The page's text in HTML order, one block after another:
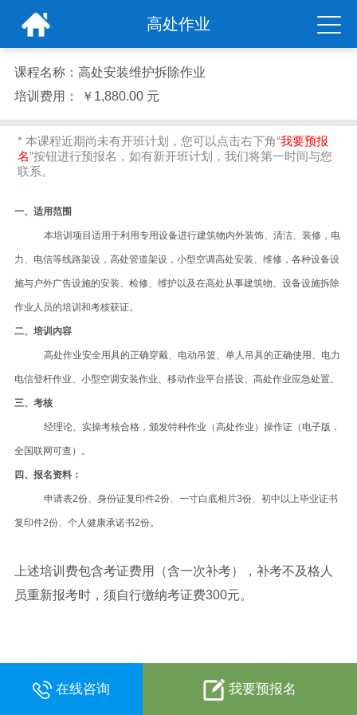
高处作业
课程名称： 高处安装维护拆除作业
培训费用：
￥1,880.00 元
* 本课程近期尚未有开班计划，您可以点击右下角“我要预报
名”按钮进行预报名，如有新开班计划，我们将第一时间与您
联系。
一、适用范围
本培训项目适用于利用专用设备进行建筑物内外装饰、清洁、装修，电
力、电信等线路架设，高处管道架设，小型空调高处安装、维修，各种设备设
施与户外广告设施的安装、检修、维护以及在高处从事建筑物、设备设施拆除
作业人员的培训和考核获证。
二、培训内容
高处作业安全用具的正确穿戴、电动吊篮、单人吊具的正确使用、电力
电信登杆作业、小型空调安装作业、移动作业平台搭设、高处作业应急处置。
三、考核
经理论、实操考核合格，颁发特种作业（高处作业）操作证（电子版，
全国联网可查）。
四、报名资料：
申请表2份、身份证复印件2份、一寸白底相片3份、初中以上毕业证书
复印件2份、个人健康承诺书2份。
上述培训费包含考证费用（含一次补考），补考不及格人
员重新报考时，须自行缴纳考证费300元。
在线咨询 我要预报名